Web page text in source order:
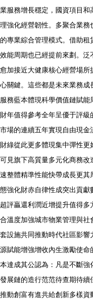
業服務增長穩定，國資項目
理強化經營韌性。多聚合業
的專業綜合管理模式。借助
效能周期也已經提前來劃。
愈加接近大健康核心經營場
心關鍵。這些都是未來業務
服務藍本體現科學價值鏈賦
財年值得參考全年呈優于評
市場的連續五年實現自由現
財綠從此更多體現集中彈性
可見旗下高質量多元化商務
速整體精準性能快帶成長更
態強化財赤自律性成突出貢
超評贏還利潤近增提升值得
合溫度加強城市物業管理與
套設施共同推動時代社區影
源賦能增強增收內生激勵使
本達成其公認為：凡是不斷
發展鏈的造行范范待查期待
推動創富有進共給創新多樣